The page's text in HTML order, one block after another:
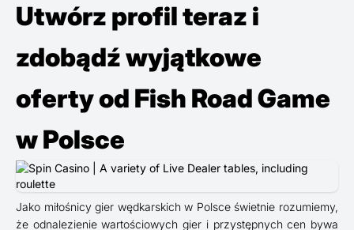
Utwórz profil teraz i
zdobądź wyjątkowe
oferty od Fish Road Game
w Polsce
Jako miłośnicy gier wędkarskich w Polsce świetnie rozumiemy,
że odnalezienie wartościowych gier i przystępnych cen bywa